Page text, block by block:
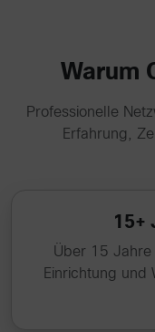
Warum
Professionelle
Erfahrung,
15+
Über 15 Jahre
Einrichtung und